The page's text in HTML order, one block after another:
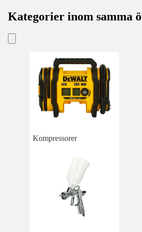
Kategorier inom samma
Kompressorer